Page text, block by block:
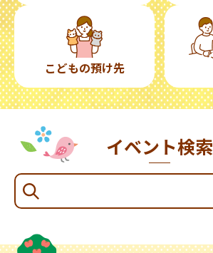
こどもの預け先
イベント検索